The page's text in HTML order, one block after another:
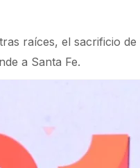
raíces, el sacrificio
a Santa Fe.